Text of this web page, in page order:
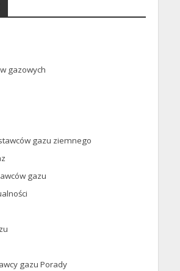
gazowych
gazu ziemnego
gazu
gazu Porady